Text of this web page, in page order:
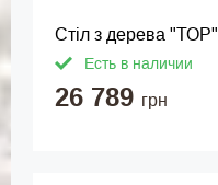
Стіл з дерева "ТОР"
Есть в наличии
26 789 грн